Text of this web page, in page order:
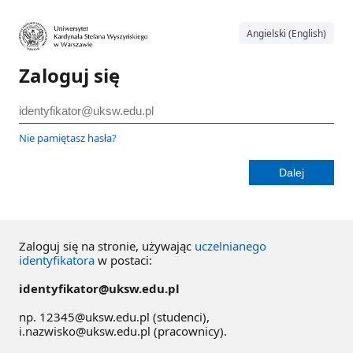
Angielski (English)
Zaloguj się
Nie pamiętasz hasła?
Zaloguj się na stronie, używając uczelnianego
identyfikatora w postaci:
identyfikator@uksw.edu.pl
np. 12345@uksw.edu.pl (studenci),
i.nazwisko@uksw.edu.pl (pracownicy).